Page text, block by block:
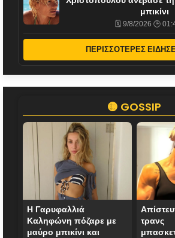
μπικίνι
🗓️ 9/8/2026 🕒
ΠΕΡΙΣΣΟΤΕΡΕΣ
🟡 GOSSIP
Η Γαρυφαλλιά
Καληφώνη πόζαρε με
μαύρο μπικίνι και
τρανς